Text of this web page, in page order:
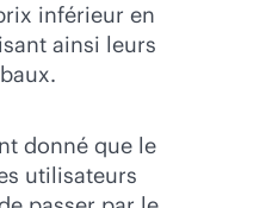
inférieur en
ainsi leurs
donné que le
utilisateurs